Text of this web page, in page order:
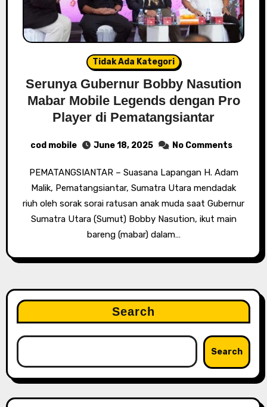
Tidak Ada Kategori
Serunya Gubernur Bobby Nasution
Mabar Mobile Legends dengan Pro
Player di Pematangsiantar
cod mobile June 18, 2025 No Comments
PEMATANGSIANTAR – Suasana Lapangan H. Adam
Malik, Pematangsiantar, Sumatra Utara mendadak
riuh oleh sorak sorai ratusan anak muda saat Gubernur
Sumatra Utara (Sumut) Bobby Nasution, ikut main
bareng (mabar) dalam…
Search
Search